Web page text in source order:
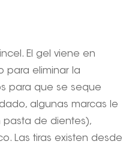
El gel viene en
para eliminar la
para que se seque
algunas marcas le
de dientes),
Las tiras existen desde